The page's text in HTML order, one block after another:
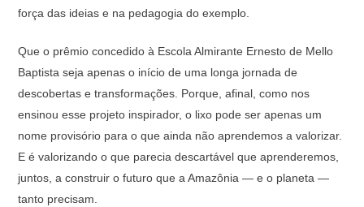
força das ideias e na pedagogia do exemplo.
Que o prêmio concedido à Escola Almirante Ernesto de Mello
Baptista seja apenas o início de uma longa jornada de
descobertas e transformações. Porque, afinal, como nos
ensinou esse projeto inspirador, o lixo pode ser apenas um
nome provisório para o que ainda não aprendemos a valorizar.
E é valorizando o que parecia descartável que aprenderemos,
juntos, a construir o futuro que a Amazônia — e o planeta —
tanto precisam.